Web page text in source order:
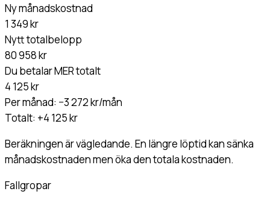
Ny månadskostnad
1 349 kr
Nytt totalbelopp
80 958 kr
Du betalar MER totalt
4 125 kr
Per månad: −3 272 kr/mån
Totalt: +4 125 kr
Beräkningen är vägledande. En längre löptid kan sänka
månadskostnaden men öka den totala kostnaden.
Fallgropar